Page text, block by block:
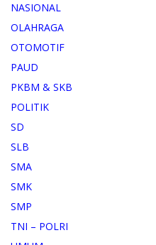
NASIONAL
OLAHRAGA
OTOMOTIF
PAUD
PKBM & SKB
POLITIK
SD
SLB
SMA
SMK
SMP
TNI – POLRI